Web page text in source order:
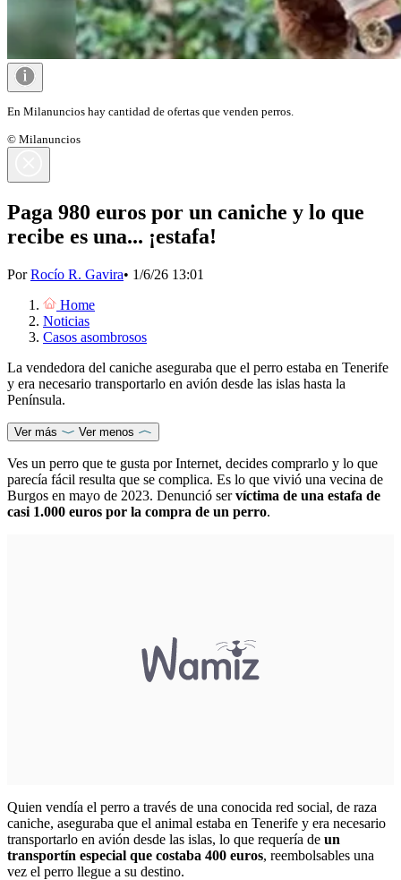
En Milanuncios hay cantidad de ofertas que venden perros.
© Milanuncios
Paga 980 euros por un caniche y lo que
recibe es una... ¡estafa!
PorRocío R. Gavira• 1/6/26 13:01
Home
Noticias
Casos asombrosos
La vendedora del caniche aseguraba que el perro estaba en Tenerife
y era necesario transportarlo en avión desde las islas hasta la
Península.
Ver más Ver menos
Ves un perro que te gusta por Internet, decides comprarlo y lo que
parecía fácil resulta que se complica. Es lo que vivió una vecina de
Burgos en mayo de 2023. Denunció servíctima de una estafa de
casi 1.000 euros por la compra de un perro.
Quien vendía el perro a través de una conocida red social, de raza
caniche, aseguraba que el animal estaba en Tenerife y era necesario
transportarlo en avión desde las islas, lo que requería de un
transportín especial que costaba 400 euros, reembolsables una
vez el perro llegue a su destino.